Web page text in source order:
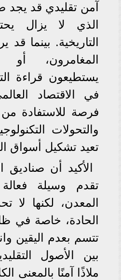
آمن تقليدي قد يجد
الذي لا يزال
التاريخية. بينما
المغامرون، أو
يستطيعون قراءة
في الاقتصاد
فرصة للاستفادة من
والتحولات
تعيد تشكيل أسواق
الأكيد أن صناديق
تقدم وسيلة
المعدن، لكنها لا
الحادة، خاصة في
تتسم بعدم اليقين
بين الأصول
ملاذًا آمنًا بالمعنى